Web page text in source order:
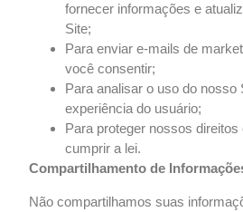
fornecer informações e
Site;
Para enviar e-mails de
você consentir;
Para analisar o uso do nosso
experiência do usuário;
Para proteger nossos direitos
cumprir a lei.
Compartilhamento de
Não compartilhamos suas